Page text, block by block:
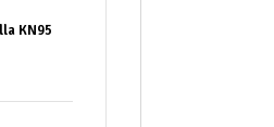
KN95